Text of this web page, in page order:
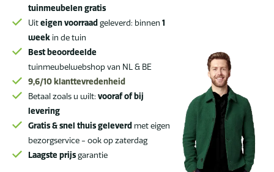
tuinmeubelen gratis
Uiteigen voorraad geleverd: binnen 1
week in de tuin
Best beoordeelde
tuinmeubelwebshop van NL & BE
9,6/10 klanttevredenheid
Betaal zoals u wilt: vooraf of bij
levering
Gratis & snel thuis geleverd met eigen
bezorgservice - ook op zaterdag
Laagste prijsgarantie